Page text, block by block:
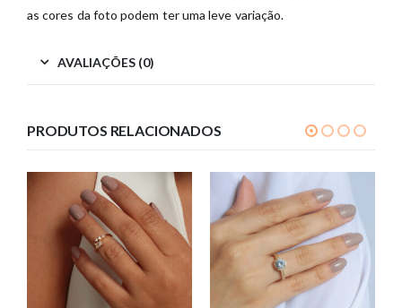
as cores da foto podem ter uma leve variação.
AVALIAÇÕES (0)
PRODUTOS RELACIONADOS